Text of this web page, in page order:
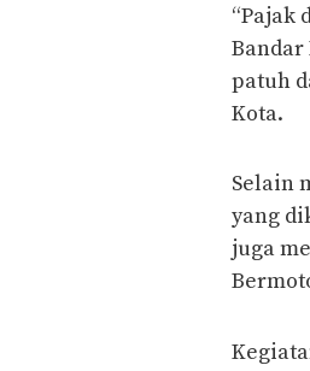
“Pajak
patuh
Kota.
Selain
yang
juga